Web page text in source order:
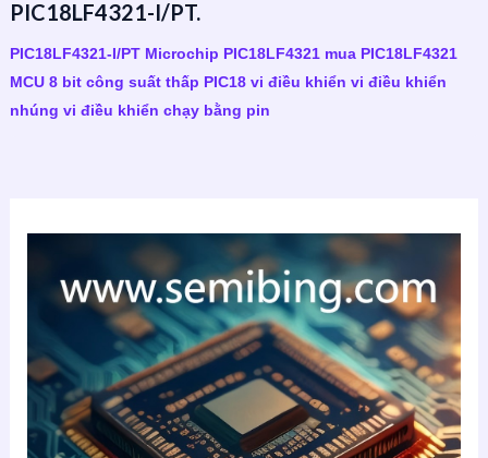
PIC18LF4321-I/PT.
PIC18LF4321-I/PT Microchip PIC18LF4321 mua PIC18LF4321
MCU 8 bit công suất thấp PIC18 vi điều khiển vi điều khiển
nhúng vi điều khiển chạy bằng pin